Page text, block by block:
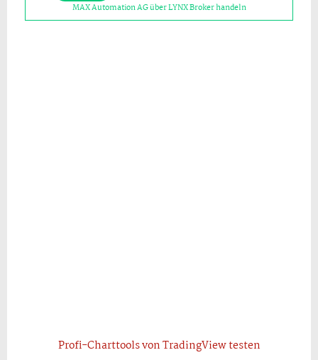
MAX Automation AG über LYNX Broker handeln
Profi-Charttools von TradingView testen